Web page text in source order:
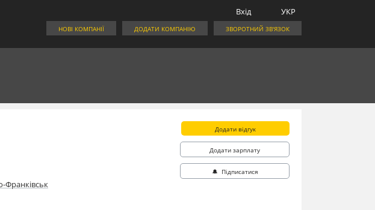
УКР
Вхід
ЗВОРОТНИЙ ЗВ'ЯЗОК
ДОДАТИ КОМПАНІЮ
НОВІ КОМПАНІЇ
Франківськ
Додати відгук
Додати зарплату
🔔 Підписатися